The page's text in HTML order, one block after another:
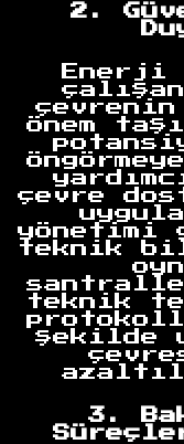
2.
Enerji
önem
çevre
yönetimi
teknik
teknik
şekilde
3.